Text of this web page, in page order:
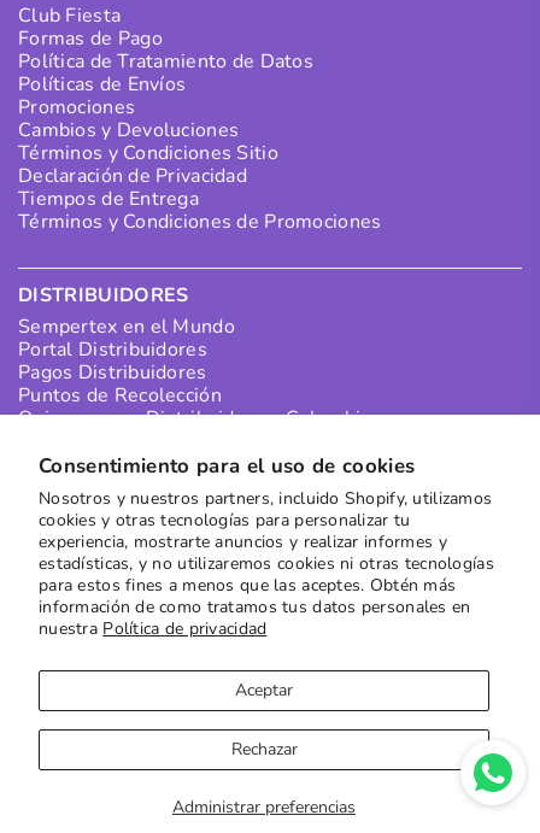
Consentimiento para el uso de cookies
Nosotros y nuestros partners, incluido Shopify, utilizamos
cookies y otras tecnologías para personalizar tu
experiencia, mostrarte anuncios y realizar informes y
estadísticas, y no utilizaremos cookies ni otras tecnologías
para estos fines a menos que las aceptes. Obtén más
información de como tratamos tus datos personales en
nuestra Política de privacidad
Administrar preferencias
Aceptar
Rechazar
Club Fiesta
Formas de Pago
Política de Tratamiento de Datos
Políticas de Envíos
Promociones
Cambios y Devoluciones
Términos y Condiciones Sitio
Declaración de Privacidad
Tiempos de Entrega
Términos y Condiciones de Promociones
DISTRIBUIDORES
Sempertex en el Mundo
Portal Distribuidores
Pagos Distribuidores
Puntos de Recolección
Quiero ser un Distribuidor en Colombia
SUSCRÍBETE A NUESTRO NEWSLETTER
Recibe las mejores ofertas directamente en tu buzón
Suscribirse
Copyright © 2023Sempertex| Sitio porMoxie Digital